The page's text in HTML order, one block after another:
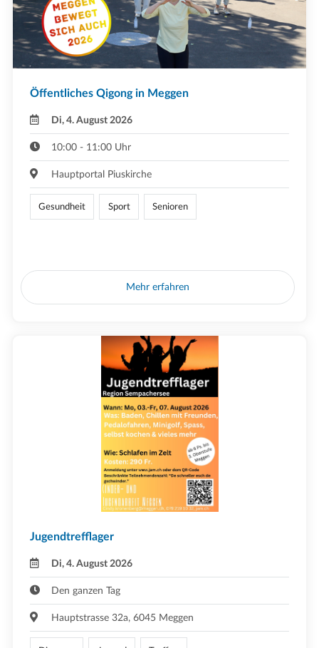
Öffentliches Qigong in Meggen
Di, 4. August 2026
10:00 - 11:00 Uhr
Hauptportal Piuskirche
Gesundheit Sport Senioren
Mehr erfahren
Jugendtrefflager
Di, 4. August 2026
Den ganzen Tag
Hauptstrasse 32a, 6045 Meggen